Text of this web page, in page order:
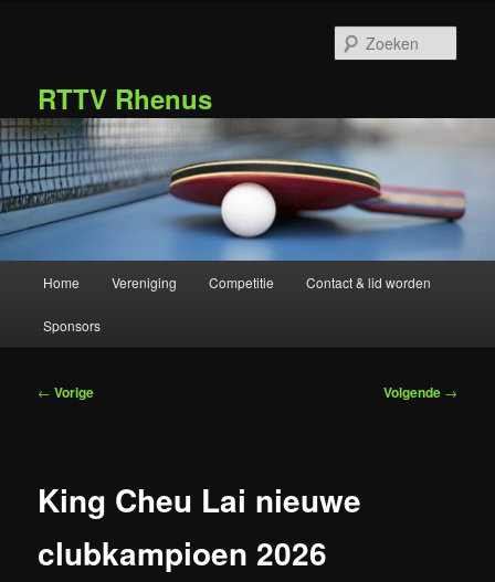
inhoudRTTV Rhenus
Home Vereniging Competitie Contact & lid worden
Sponsors
Bericht
← Vorige Volgende →
King Cheu Lai nieuwe
clubkampioen 2026